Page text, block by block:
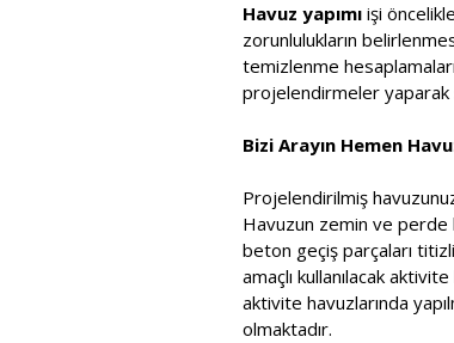
Havuz yapımı işi
zorunlulukların
temizlenme
projelendirmeler yaparak
Bizi Arayın Hemen
Projelendirilmiş
Havuzun zemin ve perde
beton geçiş parçaları
amaçlı kullanılacak
aktivite havuzlarında
olmaktadır.